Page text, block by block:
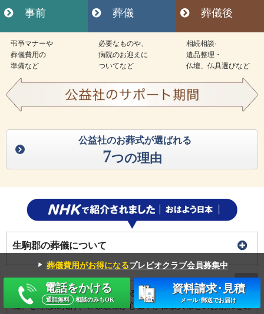
事前 葬儀 葬儀後
弔亊マナーや
葬儀費用の
準備など
必要なものや、
病院のお迎えに
ついてなど
相続相談·
遺品整理・
仏壇、仏具選びなど
公益社のお葬式が選ばれる
7つの理由
生駒郡の葬儀について
公益社は、90年を超える歴史ある葬儀社として「まごころ葬
儀」を理念に掲げ、ご家族様が心穏やかに故人様とのお別れを迎
▼ 葬儀費用がお得になるプレビオクラブ会員募集中
電話をかける
通話無料 相談のみもOK
資料請求･見積
メール･郵送でお届け